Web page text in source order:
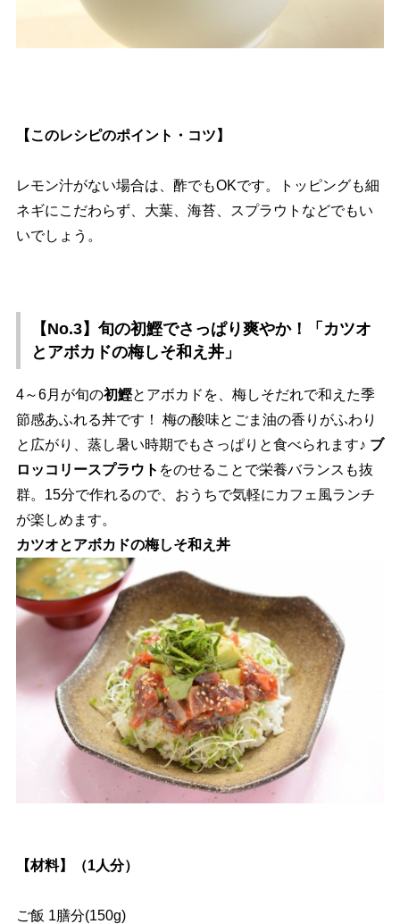
【このレシピのポイント・コツ】
レモン汁がない場合は、酢でもOKです。トッピングも細
ネギにこだわらず、大葉、海苔、スプラウトなどでもい
いでしょう。
【No.3】旬の初鰹でさっぱり爽やか！「カツオ
とアボカドの梅しそ和え丼」
4～6月が旬の初鰹とアボカドを、梅しそだれで和えた季
節感あふれる丼です！ 梅の酸味とごま油の香りがふわり
と広がり、蒸し暑い時期でもさっぱりと食べられます♪ ブ
ロッコリースプラウト をのせることで栄養バランスも抜
群。15分で作れるので、おうちで気軽にカフェ風ランチ
が楽しめます。
カツオとアボカドの梅しそ和え丼
【材料】（1人分）
ご飯 1膳分(150g)